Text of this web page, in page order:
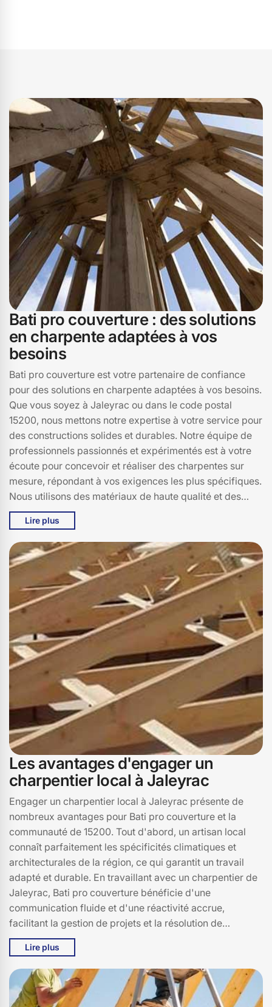
Bati pro couverture : des solutions
en charpente adaptées à vos
besoins
Bati pro couverture est votre partenaire de confiance
pour des solutions en charpente adaptées à vos besoins.
Que vous soyez à Jaleyrac ou dans le code postal
15200, nous mettons notre expertise à votre service pour
des constructions solides et durables. Notre équipe de
professionnels passionnés et expérimentés est à votre
écoute pour concevoir et réaliser des charpentes sur
mesure, répondant à vos exigences les plus spécifiques.
Nous utilisons des matériaux de haute qualité et des
techniques de pointe pour assurer la pérennité et la
sécurité de vos structures. Chez Bati pro couverture,
nous nous engageons à offrir des solutions innovantes et
personnalisées, tout en respectant les délais et les
budgets. Faites confiance à Bati pro couverture pour des
charpentes qui allient esthétique, robustesse et
fonctionnalité. Nous sommes vos experts en charpente à
Jaleyrac, prêts à relever tous vos défis architecturaux
avec passion et savoir-faire.
Lire plus
Les avantages d'engager un
charpentier local à Jaleyrac
Engager un charpentier local à Jaleyrac présente de
nombreux avantages pour Bati pro couverture et la
communauté de 15200. Tout d'abord, un artisan local
connaît parfaitement les spécificités climatiques et
architecturales de la région, ce qui garantit un travail
adapté et durable. En travaillant avec un charpentier de
Jaleyrac, Bati pro couverture bénéficie d'une
communication fluide et d'une réactivité accrue,
facilitant la gestion de projets et la résolution de
problèmes. De plus, choisir un charpentier local, c'est
soutenir l'économie de 15200, en favorisant les petites
entreprises et en créant des emplois. Par ailleurs, un
charpentier local a souvent une réputation à préserver,
ce qui l'incite à fournir un travail de qualité supérieure.
Lire plus